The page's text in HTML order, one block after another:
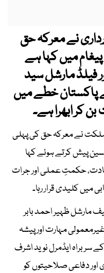
نے معرکہ حق
میں کہا ہے
فیلڈ مارشل سید
خطے میں
کر ابھرا ہے۔
نے معرکہ حق کی پہلی
پیش کرتے ہوئے کہا
حکمتِ عملی اور جرات
میں کلیدی قرار رہا۔
مارشل ظہیر احمد بابر
مہارت اور پیشہ
سربراہ ایڈمرل نوید اشرف
اور دفاعی صلاحیتوں کو